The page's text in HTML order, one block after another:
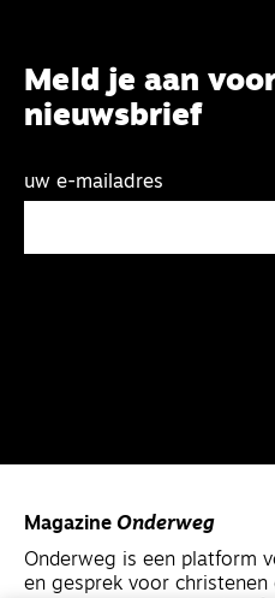
Meld je aan
nieuwsbrief
uw e-mailadres
Magazine Onderweg
Onderweg is een platform
en gesprek voor